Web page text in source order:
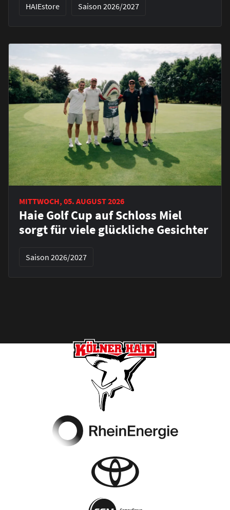
HAIEstore Saison 2026/2027
MITTWOCH, 05. AUGUST 2026
Haie Golf Cup auf Schloss Miel
sorgt für viele glückliche Gesichter
Saison 2026/2027